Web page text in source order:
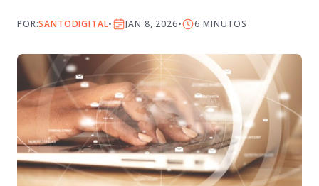
POR:SANTODIGITAL JAN 8, 2026 6 MINUTOS